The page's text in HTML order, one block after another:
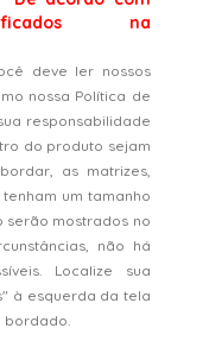
na
deve ler nossos
nossa Política de
responsabilidade
do produto sejam
as matrizes,
um tamanho
mostrados no
não há
Localize sua
à esquerda da tela
bordado.